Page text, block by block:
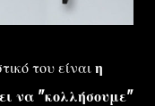
του είναι η
να "κολλήσουμε"